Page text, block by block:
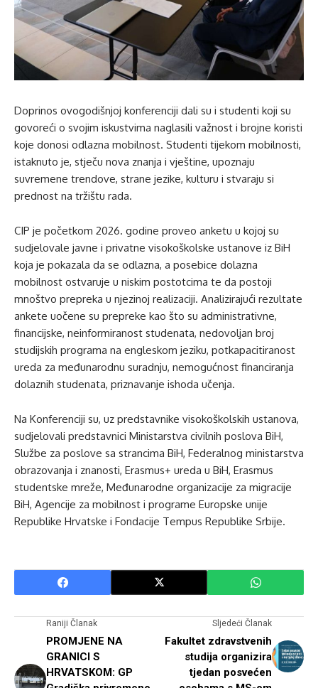
Doprinos ovogodišnjoj konferenciji dali su i studenti koji su
govoreći o svojim iskustvima naglasili važnost i brojne koristi
koje donosi odlazna mobilnost. Studenti tijekom mobilnosti,
istaknuto je, stječu nova znanja i vještine, upoznaju
suvremene trendove, strane jezike, kulturu i stvaraju si
prednost na tržištu rada.
CIP je početkom 2026. godine proveo anketu u kojoj su
sudjelovale javne i privatne visokoškolske ustanove iz BiH
koja je pokazala da se odlazna, a posebice dolazna
mobilnost ostvaruje u niskim postotcima te da postoji
mnoštvo prepreka u njezinoj realizaciji. Analizirajući rezultate
ankete uočene su prepreke kao što su administrativne,
financijske, neinformiranost studenata, nedovoljan broj
studijskih programa na engleskom jeziku, potkapacitiranost
ureda za međunarodnu suradnju, nemogućnost financiranja
dolaznih studenata, priznavanje ishoda učenja.
Na Konferenciji su, uz predstavnike visokoškolskih ustanova,
sudjelovali predstavnici Ministarstva civilnih poslova BiH,
Službe za poslove sa strancima BiH, Federalnog ministarstva
obrazovanja i znanosti, Erasmus+ ureda u BiH, Erasmus
studentske mreže, Međunarodne organizacije za migracije
BiH, Agencije za mobilnost i programe Europske unije
Republike Hrvatske i Fondacije Tempus Republike Srbije.
Raniji Članak
PROMJENE NA
GRANICI S
HRVATSKOM: GP
Sljedeći Članak
Fakultet zdravstvenih
studija organizira
tjedan posvećen